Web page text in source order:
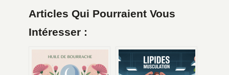
Articles Qui Pourraient Vous
Intéresser :